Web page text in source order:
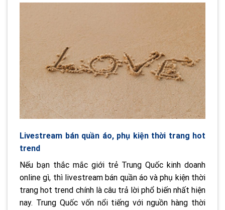
Livestream bán quần áo, phụ kiện thời trang hot
trend
Nếu bạn thắc mắc giới trẻ Trung Quốc kinh doanh
online gì, thì livestream bán quần áo và phụ kiện thời
trang hot trend chính là câu trả lời phổ biến nhất hiện
nay. Trung Quốc vốn nổi tiếng với nguồn hàng thời